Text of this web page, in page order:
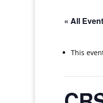
« All
This